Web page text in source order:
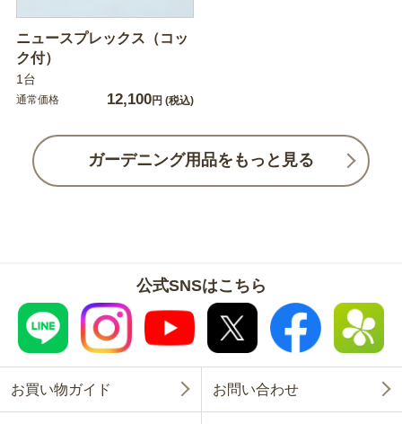
ニュースプレックス（コッ
ク付）
1台
通常価格 12,100円 (税込)
ガーデニング用品をもっと見る
公式SNSはこちら
お買い物ガイド お問い合わせ